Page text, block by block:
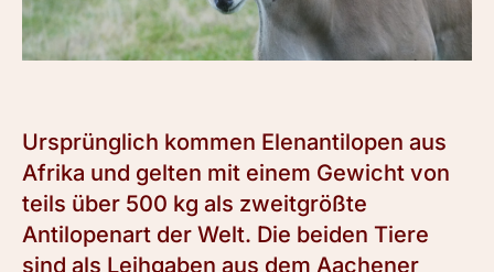
Ursprünglich kommen Elenantilopen aus
Afrika und gelten mit einem Gewicht von
teils über 500 kg als zweitgrößte
Antilopenart der Welt. Die beiden Tiere
sind als Leihgaben aus dem Aachener